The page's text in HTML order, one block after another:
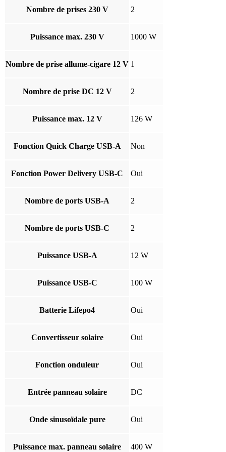
Nombre de prises 230 V 2
Puissance max. 230 V 1000 W
Nombre de prise allume-cigare 12 V 1
Nombre de prise DC 12 V 2
Puissance max. 12 V 126 W
Fonction Quick Charge USB-A Non
Fonction Power Delivery USB-C Oui
Nombre de ports USB-A 2
Nombre de ports USB-C 2
Puissance USB-A 12 W
Puissance USB-C 100 W
Batterie Lifepo4 Oui
Convertisseur solaire Oui
Fonction onduleur Oui
Entrée panneau solaire DC
Onde sinusoïdale pure Oui
Puissance max. panneau solaire 400 W